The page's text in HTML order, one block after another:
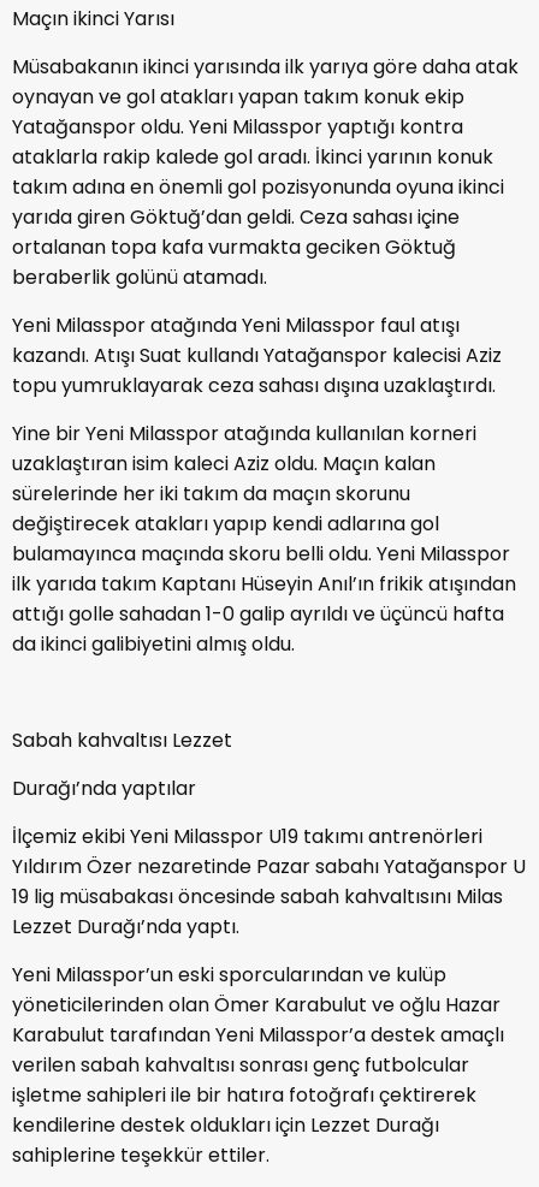
Maçın ikinci Yarısı
Müsabakanın ikinci yarısında ilk yarıya göre daha atak
oynayan ve gol atakları yapan takım konuk ekip
Yatağanspor oldu. Yeni Milasspor yaptığı kontra
ataklarla rakip kalede gol aradı. İkinci yarının konuk
takım adına en önemli gol pozisyonunda oyuna ikinci
yarıda giren Göktuğ’dan geldi. Ceza sahası içine
ortalanan topa kafa vurmakta geciken Göktuğ
beraberlik golünü atamadı.
Yeni Milasspor atağında Yeni Milasspor faul atışı
kazandı. Atışı Suat kullandı Yatağanspor kalecisi Aziz
topu yumruklayarak ceza sahası dışına uzaklaştırdı.
Yine bir Yeni Milasspor atağında kullanılan korneri
uzaklaştıran isim kaleci Aziz oldu. Maçın kalan
sürelerinde her iki takım da maçın skorunu
değiştirecek atakları yapıp kendi adlarına gol
bulamayınca maçında skoru belli oldu. Yeni Milasspor
ilk yarıda takım Kaptanı Hüseyin Anıl’ın frikik atışından
attığı golle sahadan 1-0 galip ayrıldı ve üçüncü hafta
da ikinci galibiyetini almış oldu.
Sabah kahvaltısı Lezzet
Durağı’nda yaptılar
İlçemiz ekibi Yeni Milasspor U19 takımı antrenörleri
Yıldırım Özer nezaretinde Pazar sabahı Yatağanspor U
19 lig müsabakası öncesinde sabah kahvaltısını Milas
Lezzet Durağı’nda yaptı.
Yeni Milasspor’un eski sporcularından ve kulüp
yöneticilerinden olan Ömer Karabulut ve oğlu Hazar
Karabulut tarafından Yeni Milasspor’a destek amaçlı
verilen sabah kahvaltısı sonrası genç futbolcular
işletme sahipleri ile bir hatıra fotoğrafı çektirerek
kendilerine destek oldukları için Lezzet Durağı
sahiplerine teşekkür ettiler.